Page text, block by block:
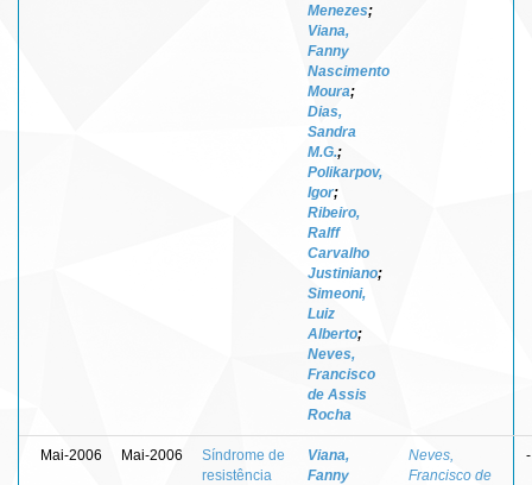
Menezes;
Viana,
Fanny
Nascimento
Moura;
Dias,
Sandra
M.G.;
Polikarpov,
Igor;
Ribeiro,
Ralff
Carvalho
Justiniano;
Simeoni,
Luiz
Alberto;
Neves,
Francisco
de Assis
Rocha
Mai-2006 Mai-2006
Síndrome de
resistência
Viana,
Fanny
Neves,
Francisco de
-